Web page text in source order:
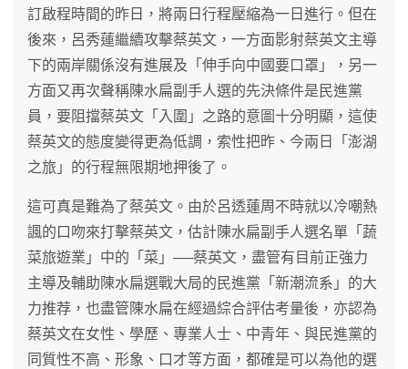
訂啟程時間的昨日，將兩日行程壓縮為一日進行。但在
後來，呂秀蓮繼續攻擊蔡英文，一方面影射蔡英文主導
下的兩岸關係沒有進展及「伸手向中國要口罩」，另一
方面又再次聲稱陳水扁副手人選的先決條件是民進黨
員，要阻擋蔡英文「入圍」之路的意圖十分明顯，這使
蔡英文的態度變得更為低調，索性把昨、今兩日「澎湖
之旅」的行程無限期地押後了。
這可真是難為了蔡英文。由於呂透蓮周不時就以冷嘲熱
諷的口吻來打擊蔡英文，估計陳水扁副手人選名單「蔬
菜旅遊業」中的「菜」──蔡英文，盡管有目前正強力
主導及輔助陳水扁選戰大局的民進黨「新潮流系」的大
力推荐，也盡管陳水扁在經過綜合評估考量後，亦認為
蔡英文在女性、學歷、專業人士、中青年、與民進黨的
同質性不高、形象、口才等方面，都確是可以為他的選